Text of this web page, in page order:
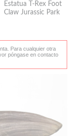
Estatua T-Rex Foot
Claw Jurassic Park
Para cualquier otra
póngase en contacto